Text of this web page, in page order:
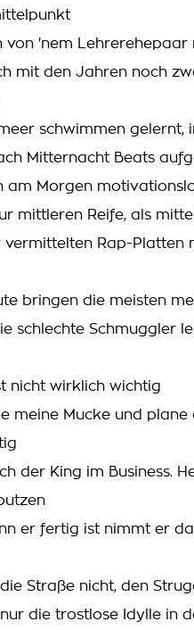
von 'nem Lehrerehepaar
mit den Jahren noch
schwimmen gelernt,
Mitternacht Beats
am Morgen
mittleren Reife, als
vermittelten Rap-Platten
bringen die meisten
schlechte Schmuggler
nicht wirklich wichtig
meine Mucke und
der King im Business.
er fertig ist nimmt er
die Straße nicht, den
nur die trostlose Idylle in